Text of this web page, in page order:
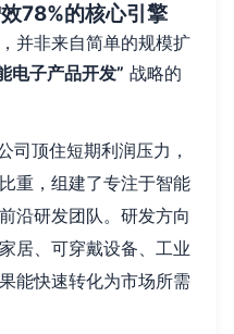
78%的核心引擎
并非来自简单的规模扩
电子产品开发” 战略的
司顶住短期利润压力，
重，组建了专注于智能
沿研发团队。研发方向
居、可穿戴设备、工业
能快速转化为市场所需